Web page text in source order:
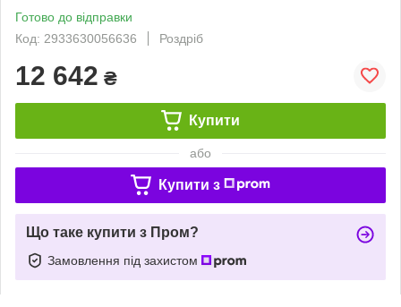
Готово до відправки
Код: 2933630056636
Роздріб
12 642 ₴
Купити
або
Купити з
Що таке купити з Пром?
Замовлення під захистом